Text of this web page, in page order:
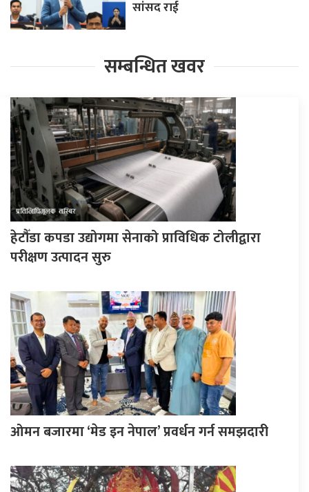
सांसद राई
सम्बन्धित खवर
हेटौँडा कपडा उद्योगमा सेनाको प्राविधिक टोलीद्वारा
परीक्षण उत्पादन सुरु
ओमन बजारमा ‘मेड इन नेपाल’ प्रवर्धन गर्न समझदारी